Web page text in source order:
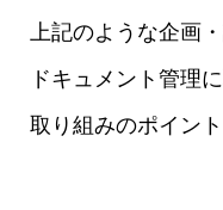
上記のような企画
ドキュメント管理
取り組みのポイン